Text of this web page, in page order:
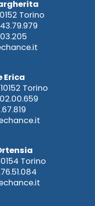
Torino
Erica
Torino
Torino